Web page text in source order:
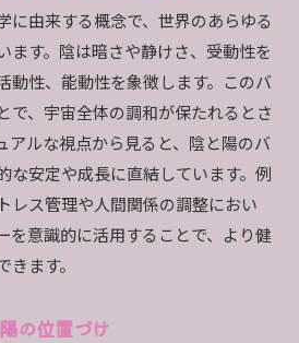
ネルギーの利点とその効果
ルギーの影響とその対策
ランスが心身に与える影響
思考とネガティブな思考の違い
ルな観点から見たポジティブとネ
ネルギー
浄化とその方法
ルギーを引き寄せる瞑想テクニ
に由来する概念で、世界のあらゆる
ます。陰は暗さや静けさ、受動性を
動性、能動性を象徴します。このバ
で、宇宙全体の調和が保たれるとさ
アルな視点から見ると、陰と陽のバ
な安定や成長に直結しています。例
レス管理や人間関係の調整におい
を意識的に活用することで、より健
ます。
の位置づけ